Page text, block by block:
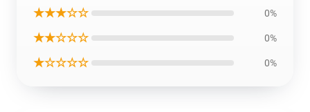
★★★☆☆ 0%
★★☆☆☆ 0%
★☆☆☆☆ 0%